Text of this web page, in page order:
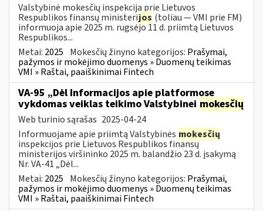
Valstybinė mokesčių inspekcija prie Lietuvos
Respublikos finansų ministerijos (toliau — VMI prie FM)
informuoja apie 2025 m. rugsėjo 11 d. priimtą Lietuvos
Respublikos...
Metai: 2025 Mokesčių žinyno kategorijos: Prašymai,
pažymos ir mokėjimo duomenys » Duomenų teikimas
VMI » Raštai, paaiškinimai Fintech
VA-95 „Dėl Informacijos apie platformose
vykdomas veiklas teikimo Valstybinei mokesčių
Web turinio sąrašas 2025-04-24
Informuojame apie priimtą Valstybinės mokesčių
inspekcijos prie Lietuvos Respublikos finansų
ministerijos viršininko 2025 m. balandžio 23 d. įsakymą
Nr. VA-41 „Dėl...
Metai: 2025 Mokesčių žinyno kategorijos: Prašymai,
pažymos ir mokėjimo duomenys » Duomenų teikimas
VMI » Raštai, paaiškinimai Fintech